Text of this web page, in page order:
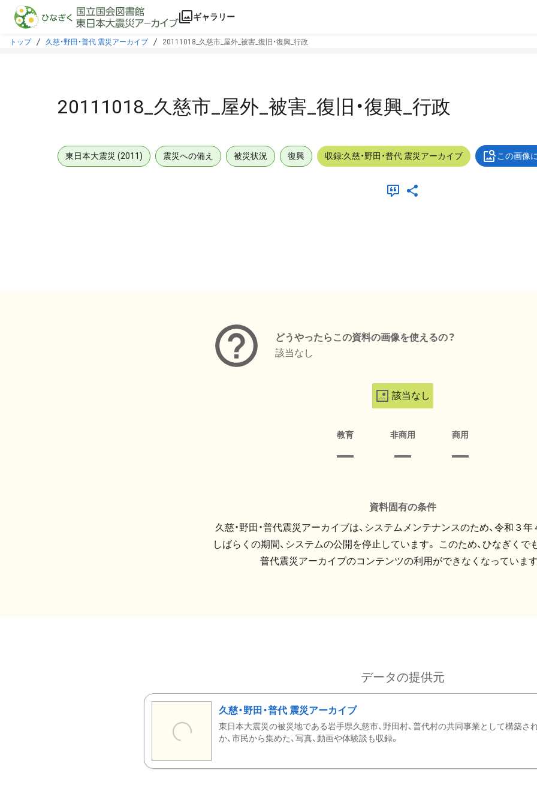
本文に飛ぶ
ギャラリー
トップ 久慈・野田・普代 震災アーカイブ 20111018_久慈市_屋外_被害_復旧・復興_行政
20111018_久慈市_屋外_被害_復旧・復興_行政
東日本大震災 (2011) 震災への備え 被災状況 復興 収録:久慈・野田・普代 震災アーカイブ この画像
どうやったらこの資料の画像を使えるの？
該当なし
該当なし
教育 非商用 商用
資料固有の条件
久慈・野田・普代震災アーカイブは、システムメンテナンスのため、令和３
しばらくの期間、システムの公開を停止しています。 このため、ひなぎくでも
普代震災アーカイブのコンテンツの利用ができなくなっています
データの提供元
久慈・野田・普代 震災アーカイブ
東日本大震災の被災地である岩手県久慈市、野田村、普代村の共同事業として構築さ
か、市民から集めた、写真、動画や体験談も収録。